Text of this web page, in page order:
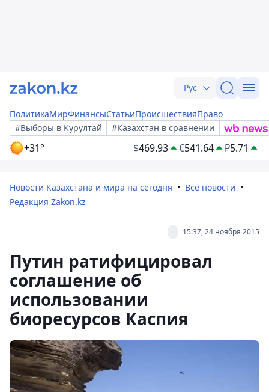
Рус
ПолитикаМирФинансыСтатьиПроисшествияПраво
#Выборы в Курултай
#Казахстан в сравнении
+31° $469.93 €541.64 ₽5.71
Новости Казахстана и мира на сегодня
Все новости
Редакция Zakon.kz
15:37, 24 ноября 2015
Путин ратифицировал
соглашение об
использовании
биоресурсов Каспия